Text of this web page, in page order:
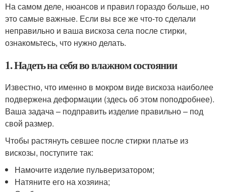
На самом деле, нюансов и правил гораздо больше, но
это самые важные. Если вы все же что-то сделали
неправильно и ваша вискоза села после стирки,
ознакомьтесь, что нужно делать.
1. Надеть на себя во влажном состоянии
Известно, что именно в мокром виде вискоза наиболее
подвержена деформации (здесь об этом поподробнее).
Ваша задача – подправить изделие правильно – под
свой размер.
Чтобы растянуть севшее после стирки платье из
вискозы, поступите так:
Намочите изделие пульверизатором;
Натяните его на хозяина;